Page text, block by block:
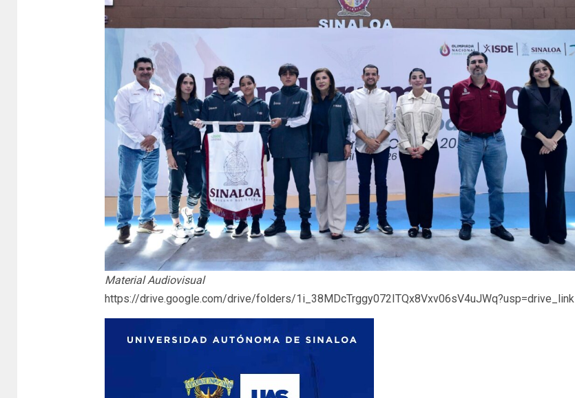
Material Audiovisual
https://drive.google.com/drive/folders/1i_38MDcTrggy072ITQx8Vxv06sV4uJWq?usp=drive_link